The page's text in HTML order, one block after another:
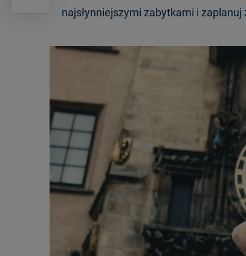
najsłynniejszymi zabytkami i